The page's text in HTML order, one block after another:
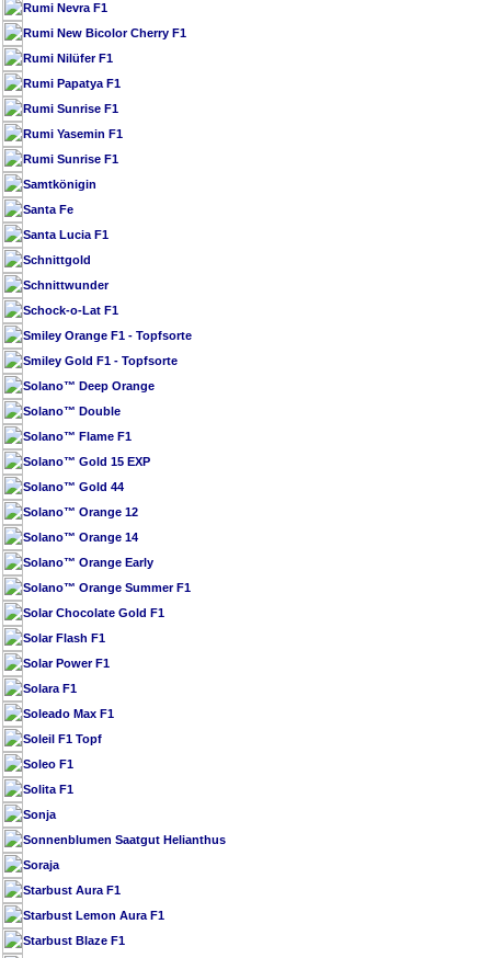
Rumi Nevra F1
Rumi New Bicolor Cherry F1
Rumi Nilüfer F1
Rumi Papatya F1
Rumi Sunrise F1
Rumi Yasemin F1
Rumi Sunrise F1
Samtkönigin
Santa Fe
Santa Lucia F1
Schnittgold
Schnittwunder
Schock-o-Lat F1
Smiley Orange F1 - Topfsorte
Smiley Gold F1 - Topfsorte
Solano™ Deep Orange
Solano™ Double
Solano™ Flame F1
Solano™ Gold 15 EXP
Solano™ Gold 44
Solano™ Orange 12
Solano™ Orange 14
Solano™ Orange Early
Solano™ Orange Summer F1
Solar Chocolate Gold F1
Solar Flash F1
Solar Power F1
Solara F1
Soleado Max F1
Soleil F1 Topf
Soleo F1
Solita F1
Sonja
Sonnenblumen Saatgut Helianthus
Soraja
Starbust Aura F1
Starbust Lemon Aura F1
Starbust Blaze F1